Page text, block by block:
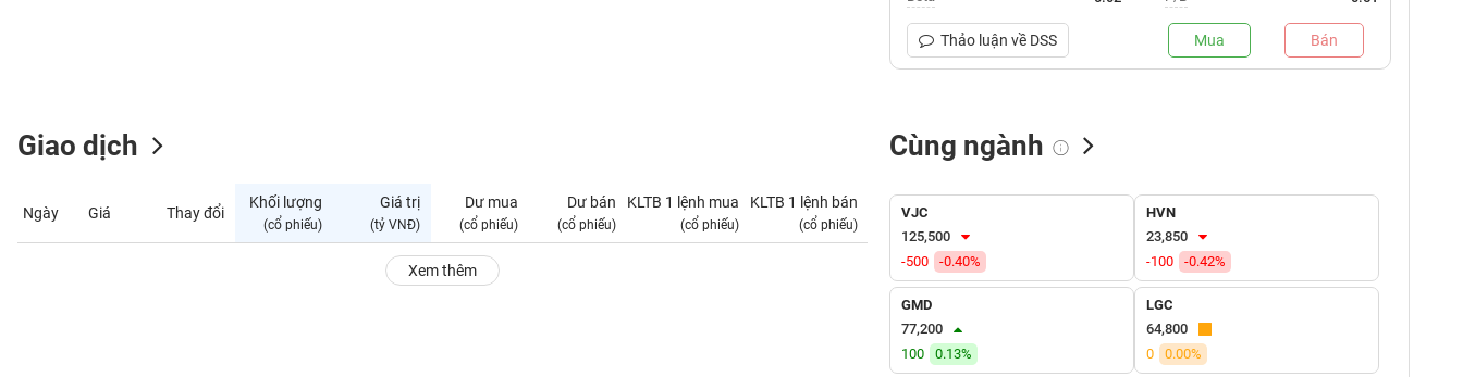
Thảo luận về DSS Mua Bán
Giao dịch
Ngày Giá Thay đổi
Khối lượng
(cổ phiếu)
Giá trị
(tỷ VNĐ)
Dư mua
(cổ phiếu)
Dư bán
(cổ phiếu)
KLTB 1 lệnh mua
(cổ phiếu)
KLTB 1 lệnh bán
(cổ phiếu)
Tự doanh mua
Xem thêm
Cùng ngành
VJC
125,500
-500
-0.40%
HVN
23,850
-100
-0.42%
GMD
77,200
100
0.13%
LGC
64,800
0
0.00%
CÁ
NHÂN